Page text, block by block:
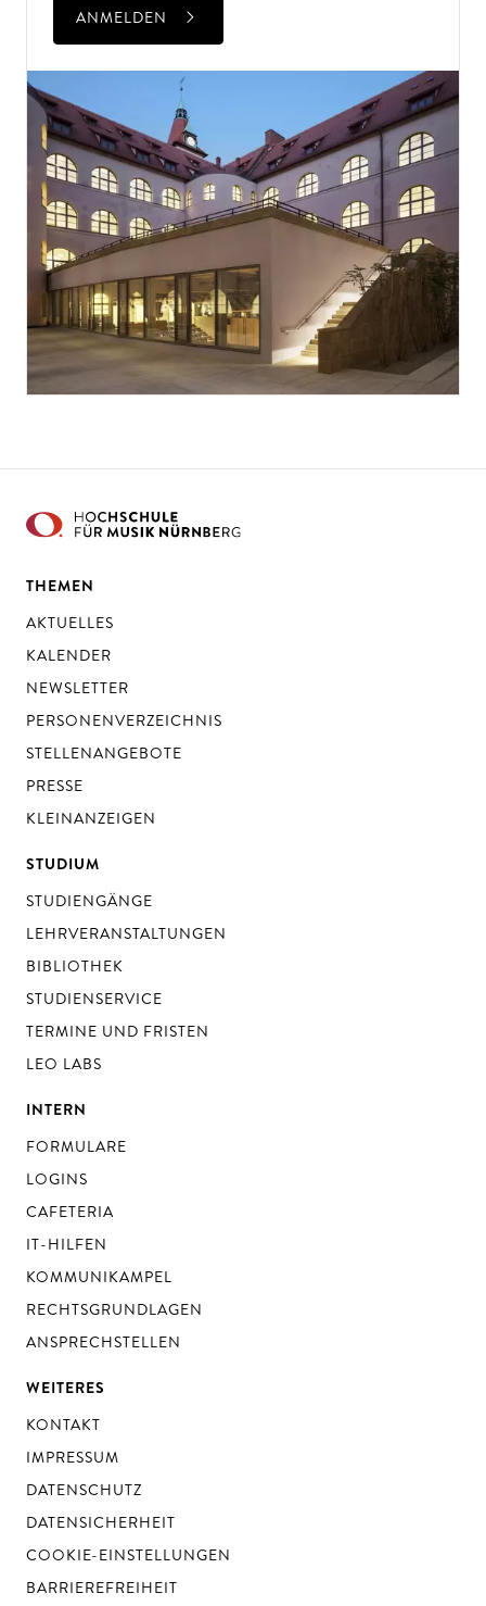
ANMELDEN
THEMEN
AKTUELLES
KALENDER
NEWSLETTER
PERSONENVERZEICHNIS
STELLENANGEBOTE
PRESSE
KLEINANZEIGEN
STUDIUM
STUDIENGÄNGE
LEHRVERANSTALTUNGEN
BIBLIOTHEK
STUDIENSERVICE
TERMINE UND FRISTEN
LEO LABS
INTERN
FORMULARE
LOGINS
CAFETERIA
IT-HILFEN
KOMMUNIKAMPEL
RECHTSGRUNDLAGEN
ANSPRECHSTELLEN
WEITERES
KONTAKT
IMPRESSUM
DATENSCHUTZ
DATENSICHERHEIT
COOKIE-EINSTELLUNGEN
BARRIEREFREIHEIT